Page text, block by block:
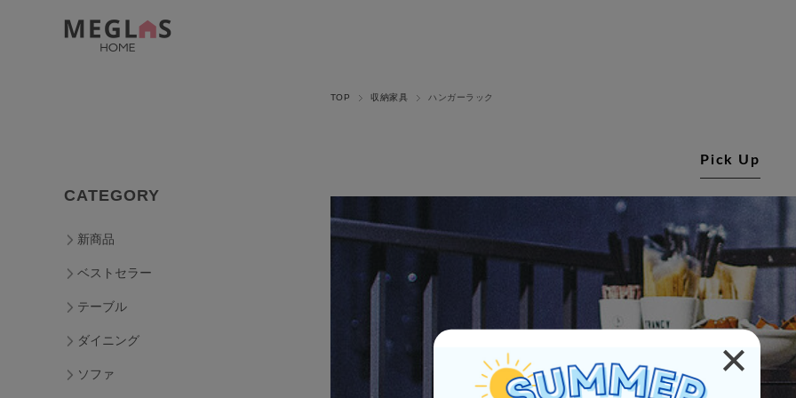
TOP 収納家具 ハンガーラック
Pick Up
CATEGORY
新商品
ベストセラー
テーブル
ダイニング
ソファ